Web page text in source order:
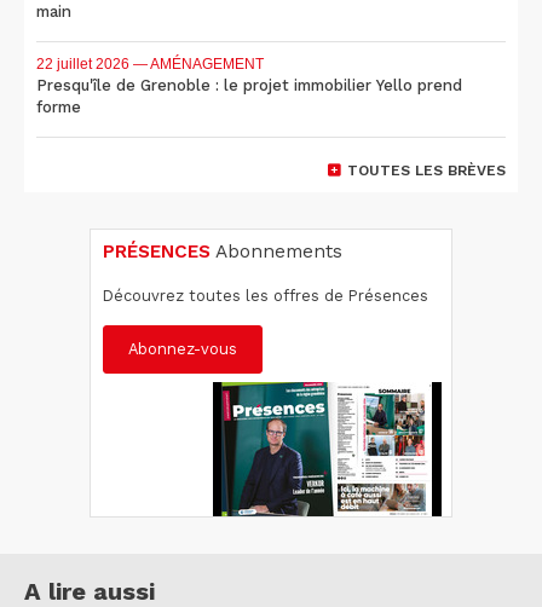
main
22 juillet 2026 — AMÉNAGEMENT
Presqu'île de Grenoble : le projet immobilier Yello prend
forme
TOUTES LES BRÈVES
PRÉSENCES Abonnements
Découvrez toutes les offres de Présences
Abonnez-vous
A lire aussi